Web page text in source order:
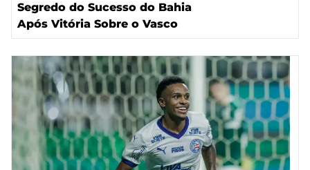
Segredo do Sucesso do Bahia
Após Vitória Sobre o Vasco